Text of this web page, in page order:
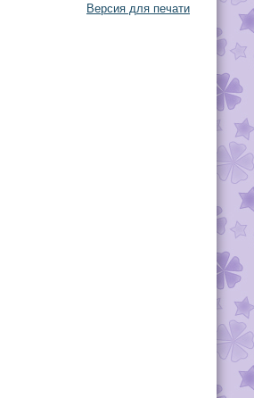
Версия для печати